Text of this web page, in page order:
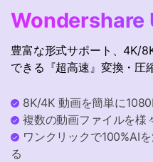
ユーティリティ
概要
ソリューション
プラン＆価格
サポート
UniConverter-動画変換ソ
UniConverter Windows
音声をテキ
確かつ便利に
オンラインツール
オンライン
動画・画像の
Ver17へアップグレード
使い方&コツ
Wondershare
豊富な形式サポート、4K/
できる『超高速』変換・圧
8K/4K 動画を簡単に
複数の動画ファイルを様
ワンクリックで100%AI
る